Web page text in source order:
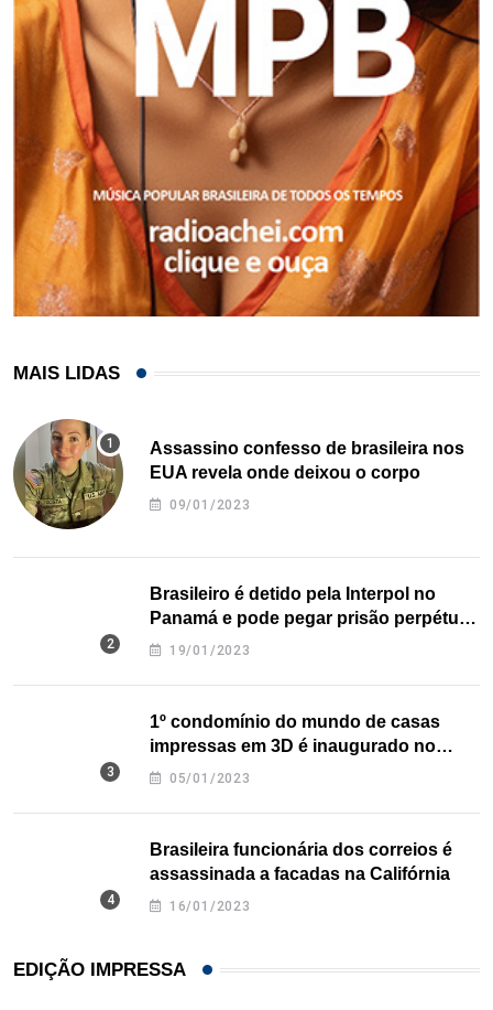
MAIS LIDAS
Assassino confesso de brasileira nos
EUA revela onde deixou o corpo
09/01/2023
Brasileiro é detido pela Interpol no
Panamá e pode pegar prisão perpétua
nos EUA
19/01/2023
1º condomínio do mundo de casas
impressas em 3D é inaugurado no
Texas
05/01/2023
Brasileira funcionária dos correios é
assassinada a facadas na Califórnia
16/01/2023
EDIÇÃO IMPRESSA